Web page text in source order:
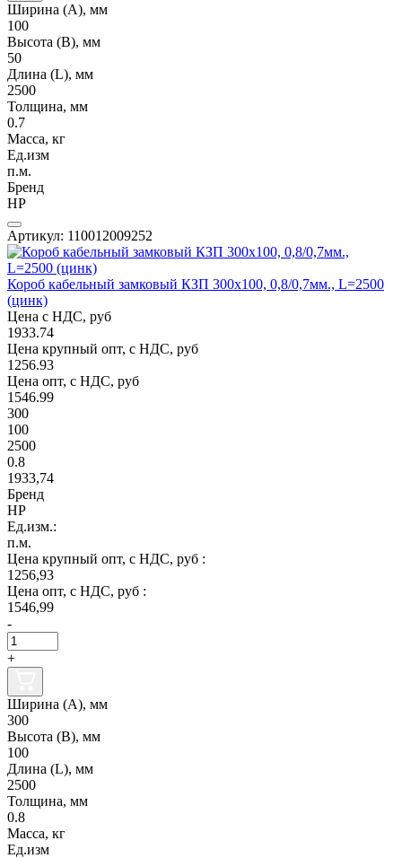
Ширина (А), мм
100
Высота (В), мм
50
Длина (L), мм
2500
Толщина, мм
0.7
Масса, кг
Ед.изм
п.м.
Бренд
НР
Артикул: 110012009252
Короб кабельный замковый КЗП 300х100, 0,8/0,7мм., L=2500
(цинк)
Цена с НДС, руб
1933.74
Цена крупный опт, с НДС, руб
1256.93
Цена опт, с НДС, руб
1546.99
300
100
2500
0.8
1933,74
Бренд
НР
Ед.изм.:
п.м.
Цена крупный опт, с НДС, руб :
1256,93
Цена опт, с НДС, руб :
1546,99
-
+
Ширина (А), мм
300
Высота (В), мм
100
Длина (L), мм
2500
Толщина, мм
0.8
Масса, кг
Ед.изм